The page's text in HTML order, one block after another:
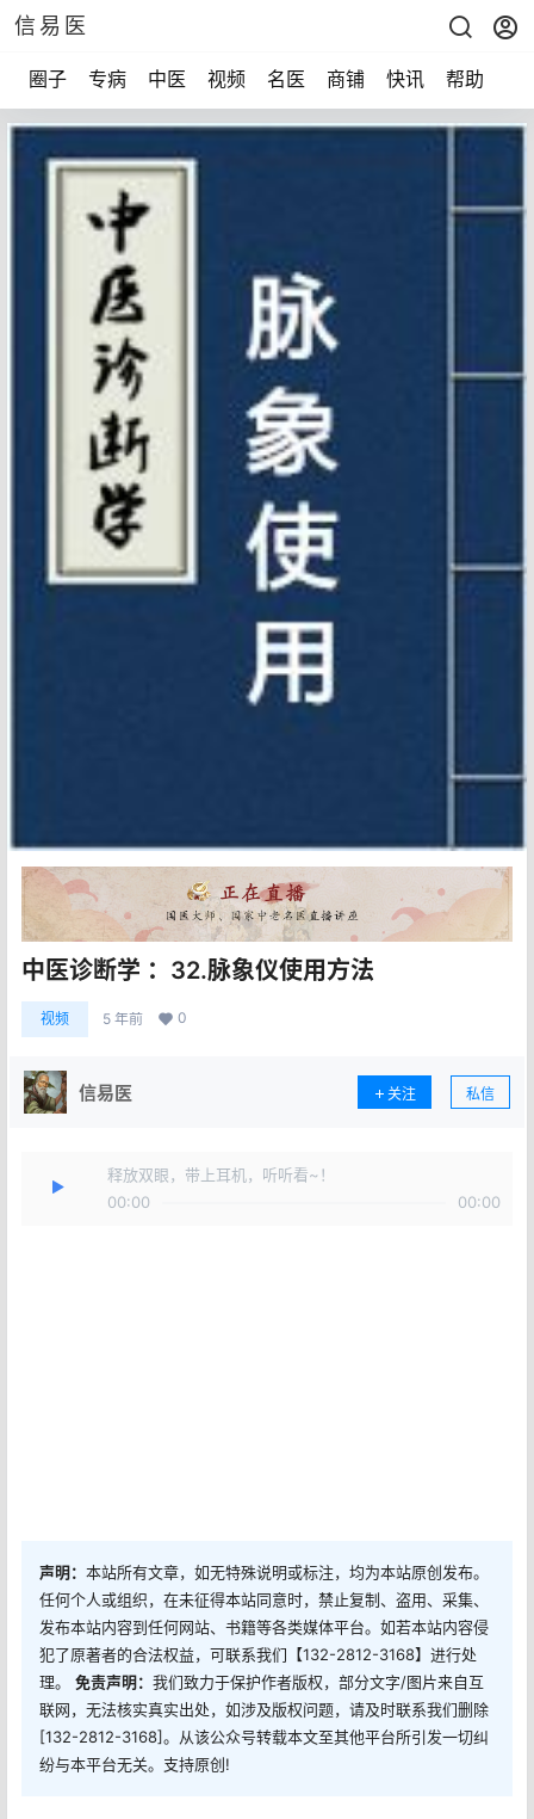
信易医
圈子 专病 中医 视频 名医 商铺 快讯 帮助
中医诊断学 ：32.脉象仪使用方法
视频 5 年前 0
信易医 关注 私信
释放双眼，带上耳机，听听看~！
00:00
00:00
声明： 本站所有文章，如无特殊说明或标注，均为本站原创发布。
任何个人或组织，在未征得本站同意时，禁止复制、盗用、采集、
发布本站内容到任何网站、书籍等各类媒体平台。如若本站内容侵
犯了原著者的合法权益，可联系我们【132-2812-3168】进行处
理。 免责声明： 我们致力于保护作者版权，部分文字/图片来自互
联网，无法核实真实出处，如涉及版权问题，请及时联系我们删除
[132-2812-3168]。从该公众号转载本文至其他平台所引发一切纠
纷与本平台无关。支持原创!